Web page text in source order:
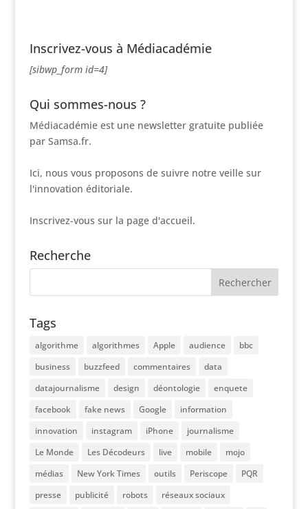
Inscrivez-vous à Médiacadémie
[sibwp_form id=4]
Qui sommes-nous ?
Médiacadémie est une newsletter gratuite publiée
par Samsa.fr.
Ici, nous vous proposons de suivre notre veille sur
l'innovation éditoriale.
Inscrivez-vous sur la page d'accueil.
Recherche
Tags
algorithme algorithmes Apple audience
bbc
business
buzzfeed commentaires
data
datajournalisme
design déontologie
enquete
facebook
fake news Google
information
innovation
instagram iPhone
journalisme
Le Monde
Les Décodeurs live mobile
mojo
médias
New York Times outils Periscope
PQR
presse
publicité robots
réseaux sociaux